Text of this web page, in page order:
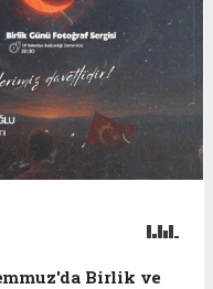
Birlik ve